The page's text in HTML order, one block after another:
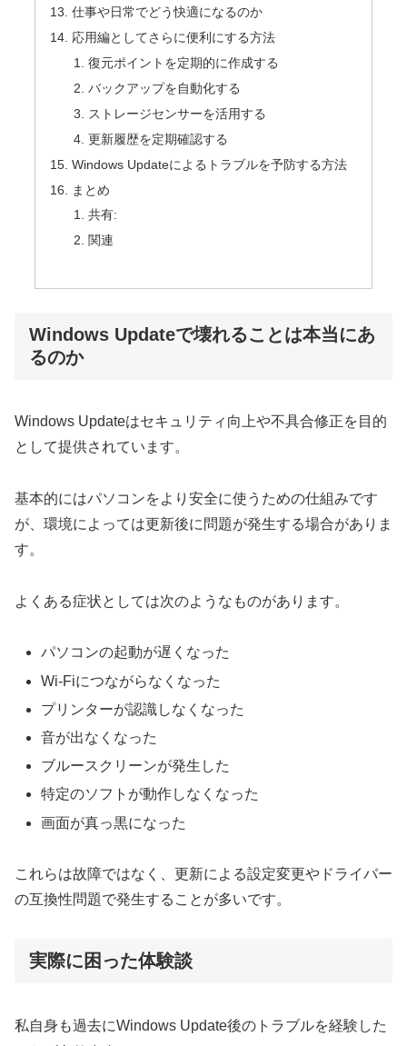
仕事や日常でどう快適になるのか
応用編としてさらに便利にする方法
復元ポイントを定期的に作成する
バックアップを自動化する
ストレージセンサーを活用する
更新履歴を定期確認する
Windows Updateによるトラブルを予防する方法
まとめ
共有:
関連
Windows Updateで壊れることは本当にあ
るのか
Windows Updateはセキュリティ向上や不具合修正を目的
として提供されています。
基本的にはパソコンをより安全に使うための仕組みです
が、環境によっては更新後に問題が発生する場合がありま
す。
よくある症状としては次のようなものがあります。
パソコンの起動が遅くなった
Wi-Fiにつながらなくなった
プリンターが認識しなくなった
音が出なくなった
ブルースクリーンが発生した
特定のソフトが動作しなくなった
画面が真っ黒になった
これらは故障ではなく、更新による設定変更やドライバー
の互換性問題で発生することが多いです。
実際に困った体験談
私自身も過去にWindows Update後のトラブルを経験した